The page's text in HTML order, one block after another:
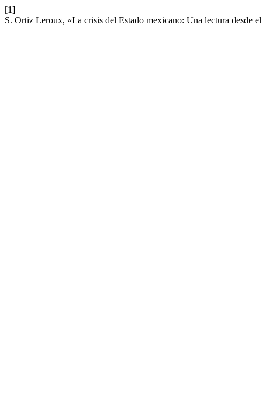
[1]
S. Ortiz Leroux, «La crisis del Estado mexicano: Una lectura desde